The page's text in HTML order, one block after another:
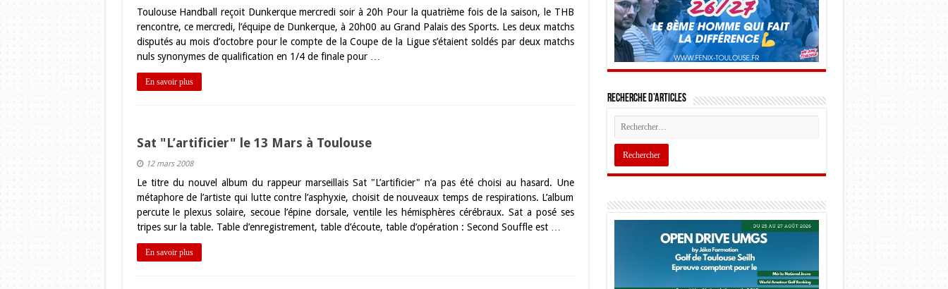
Toulouse Handball reçoit Dunkerque mercredi soir à 20h Pour la quatrième fois de la saison, le THB
rencontre, ce mercredi, l’équipe de Dunkerque, à 20h00 au Grand Palais des Sports. Les deux matchs
disputés au mois d’octobre pour le compte de la Coupe de la Ligue s’étaient soldés par deux matchs
nuls synonymes de qualification en 1/4 de finale pour …
En savoir plus
Sat "L’artificier" le 13 Mars à Toulouse
12 mars 2008
Le titre du nouvel album du rappeur marseillais Sat "L’artificier" n’a pas été choisi au hasard. Une
métaphore de l’artiste qui lutte contre l’asphyxie, choisit de nouveaux temps de respirations. L’album
percute le plexus solaire, secoue l’épine dorsale, ventile les hémisphères cérébraux. Sat a posé ses
tripes sur la table. Table d’enregistrement, table d’écoute, table d’opération : Second Souffle est …
En savoir plus
Recherche d’articles